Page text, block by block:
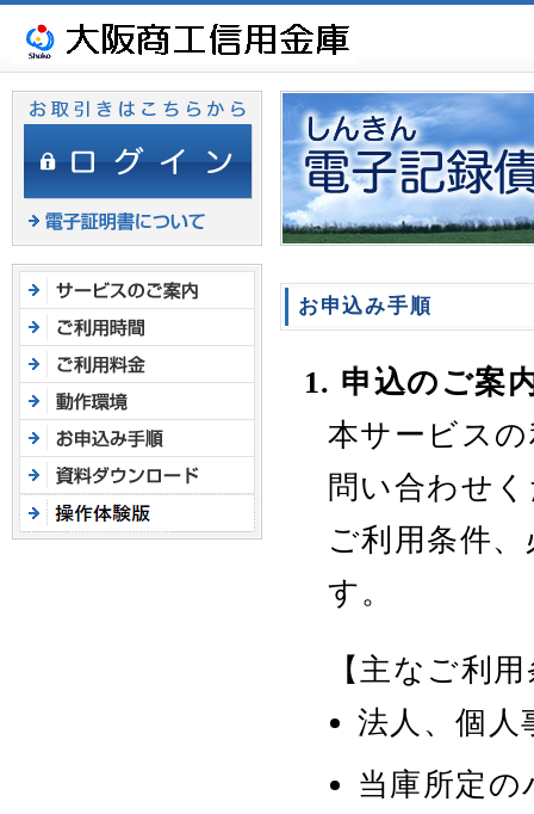
ダ
メ
ャ
お申込み手順
1. 申込のご案
本サービス
問い合わせ
ご利用条件
す。
【主なご利
法人、個人
当庫所定